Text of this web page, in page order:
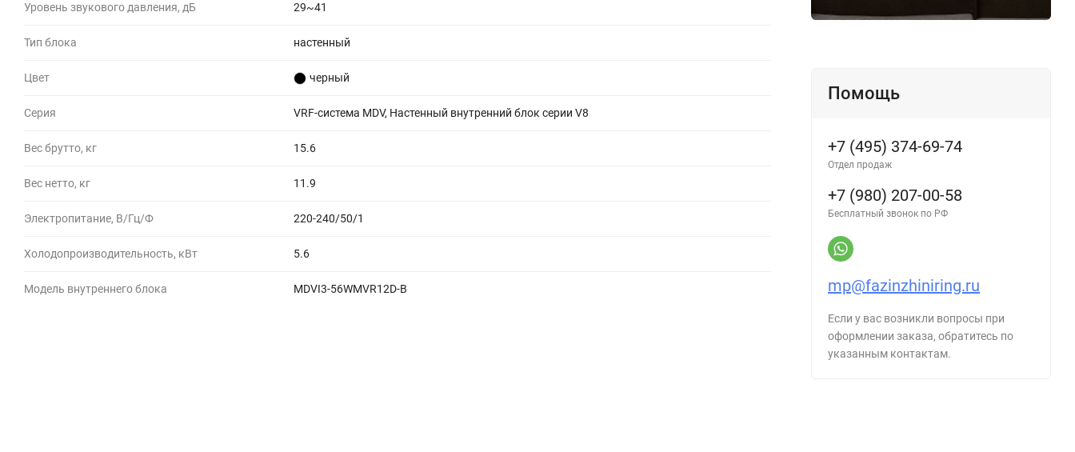
Уровень звукового давления, дБ 29~41
Тип блока настенный
Цвет черный
Серия VRF-система MDV, Настенный внутренний блок серии V8
Вес брутто, кг 15.6
Вес нетто, кг 11.9
Электропитание, В/Гц/Ф 220-240/50/1
Холодопроизводительность, кВт 5.6
Модель внутреннего блока MDVI3-56WMVR12D-B
Помощь
+7 (495) 374-69-74
Отдел продаж
+7 (980) 207-00-58
Бесплатный звонок по РФ
mp@fazinzhiniring.ru
Если у вас возникли вопросы при
оформлении заказа, обратитесь по
указанным контактам.